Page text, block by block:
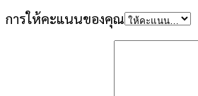
การให้คะแนนของคุณ